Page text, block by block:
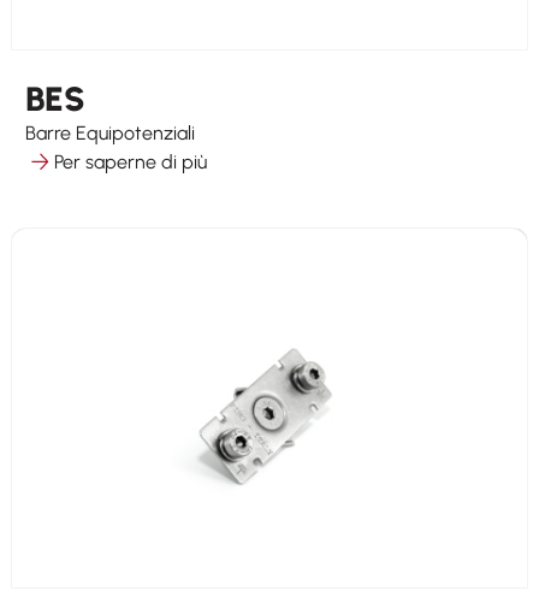
BES
Barre Equipotenziali
Per saperne di più